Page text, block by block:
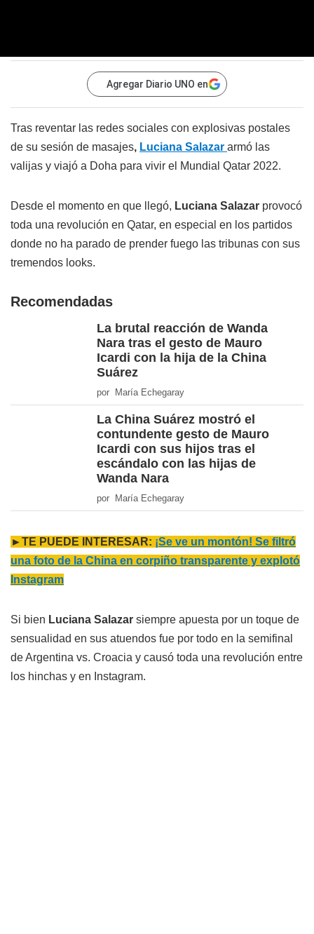
Agregar Diario UNO en
Tras reventar las redes sociales con explosivas postales
de su sesión de masajes, Luciana Salazar armó las
valijas y viajó a Doha para vivir el Mundial Qatar 2022.
Desde el momento en que llegó, Luciana Salazar provocó
toda una revolución en Qatar, en especial en los partidos
donde no ha parado de prender fuego las tribunas con sus
tremendos looks.
Recomendadas
La brutal reacción de Wanda
Nara tras el gesto de Mauro
Icardi con la hija de la China
Suárez
por María Echegaray
La China Suárez mostró el
contundente gesto de Mauro
Icardi con sus hijos tras el
escándalo con las hijas de
Wanda Nara
por María Echegaray
►TE PUEDE INTERESAR: ¡Se ve un montón! Se filtró
una foto de la China en corpiño transparente y explotó
Instagram
Si bien Luciana Salazar siempre apuesta por un toque de
sensualidad en sus atuendos fue por todo en la semifinal
de Argentina vs. Croacia y causó toda una revolución entre
los hinchas y en Instagram.